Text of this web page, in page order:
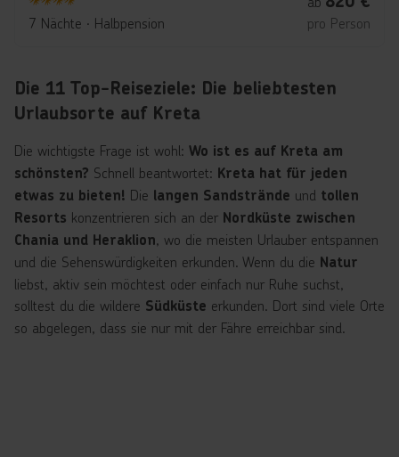
4
7 Nächte ∙ Halbpension pro Person
Die 11 Top-Reiseziele: Die beliebtesten
Urlaubsorte auf Kreta
Die wichtigste Frage ist wohl: Wo ist es auf Kreta am
schönsten? Schnell beantwortet: Kreta hat für jeden
etwas zu bieten! Die langen Sandstrände und tollen
Resorts konzentrieren sich an der Nordküste zwischen
Chania und Heraklion, wo die meisten Urlauber entspannen
und die Sehenswürdigkeiten erkunden. Wenn du die Natur
liebst, aktiv sein möchtest oder einfach nur Ruhe suchst,
solltest du die wildere Südküste erkunden. Dort sind viele Orte
so abgelegen, dass sie nur mit der Fähre erreichbar sind.